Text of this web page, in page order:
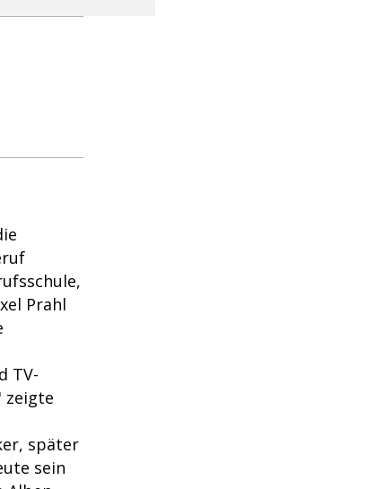
Prahl
TV-
zeigte
später
sein